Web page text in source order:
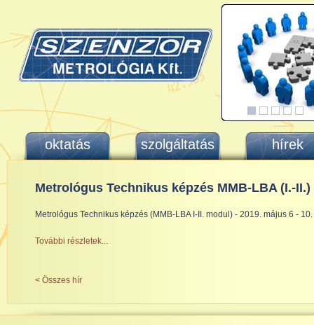
oktatás szolgáltatás hírek
Metrológus Technikus képzés MMB-LBA (I.-II.)
Metrológus Technikus képzés (MMB-LBA I-II. modul) - 2019. május 6 -
További részletek...
< Összes hír